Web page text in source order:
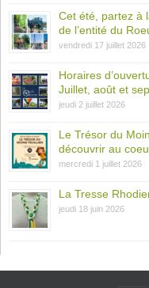
Cet été, partez à
de l’entité du
vendredi 17 juillet 2026
Horaires
Juillet, août et
jeudi 2 juillet 2026
Le Trésor du
découvrir au
mercredi 1 juillet 2026
La Tresse
jeudi 18 juin 2026